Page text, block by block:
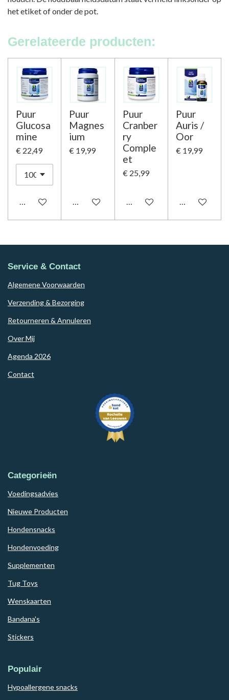
het etiket of onder de pot.
Gerelateerde producten:
Puur
Glucosa
mine
€ 22,49
In winkelwagen
Puur
Magnes
ium
€ 19,99
In winkelwagen
Puur
Cranber
ry
Comple
et
€ 25,99
In winkelwagen
Puur
Auris /
Oor
€ 19,99
In
Service & Contact
Algemene Voorwaarden
Verzending & Bezorging
Retourneren & Annuleren
Over Mij
Agenda 2026
Contact
Categorieën
Voedingsadvies
Nieuwe Producten
Hondensnacks
Hondenvoeding
Supplementen
Tug Toys
Wenskaarten
Bandana's
Stickers
Populair
Hypoallergene snacks